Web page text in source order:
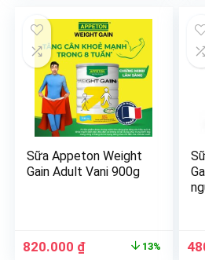
Sữa Appeton Weight
Gain Adult Vani 900g
820.000 ₫ 13%